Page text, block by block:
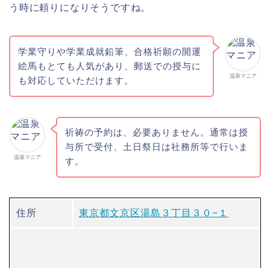
う時に頼りになりそうですね。
温泉マニア
学業守りや学業成就鉛筆、合格祈願の開運
絵馬もとても人気があり、郵送での授与に
も対応していただけます。
温泉マニア
祈祷の予約は、必要ありません。通常は授
与所で受付、土日祭日は社務所等で行いま
す。
住所 東京都文京区湯島３丁目３０−１